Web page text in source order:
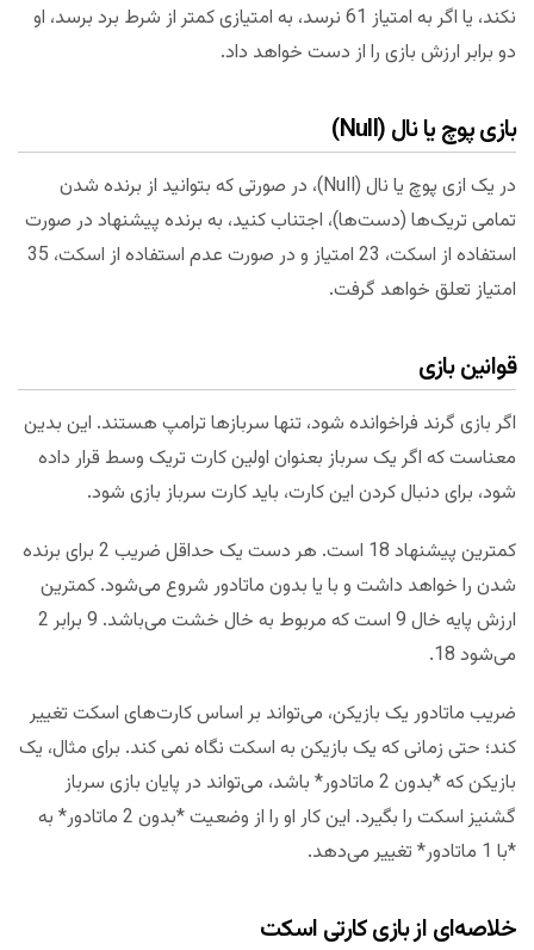
نکند، یا اگر به امتیاز 61 نرسد، به امتیازی کمتر از شرط برد برسد، او
دو برابر ارزش بازی را از دست خواهد داد.
بازی پوچ یا نال (Null)
در یک ازی پوچ یا نال (Null)، در صورتی که بتوانید از برنده شدن
تمامی تریک‌ها (دست‌ها)، اجتناب کنید، به برنده پیشنهاد در صورت
استفاده از اسکت، 23 امتیاز و در صورت عدم استفاده از اسکت، 35
امتیاز تعلق خواهد گرفت.
قوانین بازی
اگر بازی گرند فراخوانده شود، تنها سربازها ترامپ هستند. این بدین
معناست که اگر یک سرباز بعنوان اولین کارت تریک وسط قرار داده
شود، برای دنبال کردن این کارت، باید کارت سرباز بازی شود.
کمترین پیشنهاد 18 است. هر دست یک حداقل ضریب 2 برای برنده
شدن را خواهد داشت و با یا بدون ماتادور شروع می‌شود. کمترین
ارزش پایه خال 9 است که مربوط به خال خشت می‌باشد. 9 برابر 2
می‌شود 18.
ضریب ماتادور یک بازیکن، می‌تواند بر اساس کارت‌های اسکت تغییر
کند؛ حتی زمانی که یک بازیکن به اسکت نگاه نمی کند. برای مثال، یک
بازیکن که *بدون 2 ماتادور* باشد، می‌تواند در پایان بازی سرباز
گشنیز اسکت را بگیرد. این کار او را از وضعیت *بدون 2 ماتادور* به
*با 1 ماتادور* تغییر می‌دهد.
خلاصه‌ای از بازی کارتی اسکت